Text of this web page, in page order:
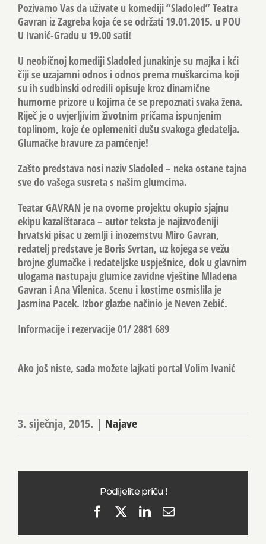
Pozivamo Vas da uživate u komediji “Sladoled” Teatra
Gavran iz Zagreba koja će se održati 19.01.2015. u POU
U Ivanić-Gradu u 19.00 sati!
U neobičnoj komediji Sladoled junakinje su majka i kći
čiji se uzajamni odnos i odnos prema muškarcima koji
su ih sudbinski odredili opisuje kroz dinamične
humorne prizore u kojima će se prepoznati svaka žena.
Riječ je o uvjerljivim životnim pričama ispunjenim
toplinom, koje će oplemeniti dušu svakoga gledatelja.
Glumačke bravure za pamćenje!
Zašto predstava nosi naziv Sladoled – neka ostane tajna
sve do vašega susreta s našim glumcima.
Teatar GAVRAN je na ovome projektu okupio sjajnu
ekipu kazalištaraca – autor teksta je najizvođeniji
hrvatski pisac u zemlji i inozemstvu Miro Gavran,
redatelj predstave je Boris Svrtan, uz kojega se vežu
brojne glumačke i redateljske uspješnice, dok u glavnim
ulogama nastupaju glumice zavidne vještine Mladena
Gavran i Ana Vilenica. Scenu i kostime osmislila je
Jasmina Pacek. Izbor glazbe načinio je Neven Zebić.
Informacije i rezervacije 01/ 2881 689
Ako još niste, sada možete lajkati portal Volim Ivanić
3. siječnja, 2015. | Najave
Podijelite priču !
FacebookLinkedIn
Email